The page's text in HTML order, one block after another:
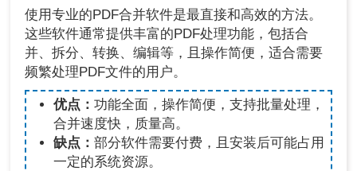
使用专业的PDF合并软件是最直接和高效的方法。
这些软件通常提供丰富的PDF处理功能，包括合
并、拆分、转换、编辑等，且操作简便，适合需要
频繁处理PDF文件的用户。
优点： 功能全面，操作简便，支持批量处理，
合并速度快，质量高。
缺点： 部分软件需要付费，且安装后可能占用
一定的系统资源。